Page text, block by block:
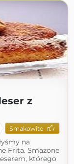
z
Smakowite
na
Frita. Smażone
którego